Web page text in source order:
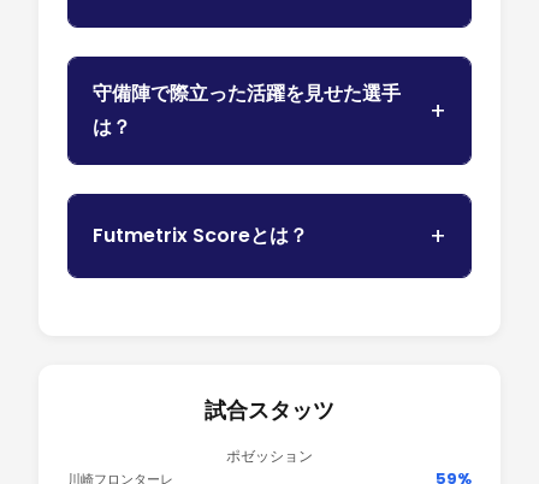
守備陣で際立った活躍を見せた選手
は？
Futmetrix Scoreとは？
試合スタッツ
ポゼッション
川崎フロンターレ 59%